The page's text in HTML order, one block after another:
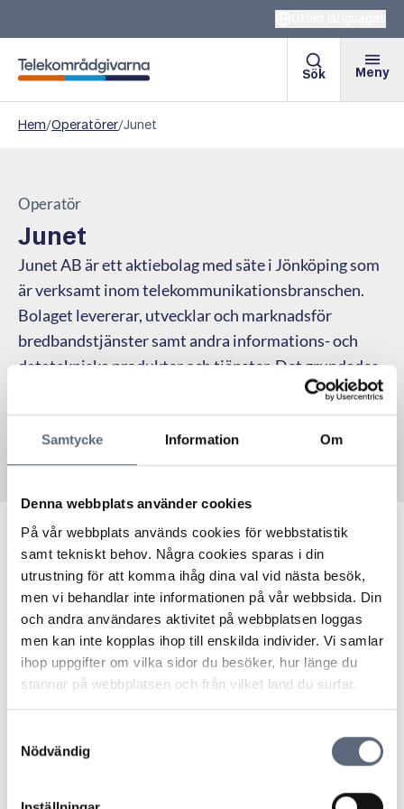
Samtycke Information Om
Denna webbplats använder cookies
På vår webbplats används cookies för webbstatistik
samt tekniskt behov. Några cookies sparas i din
utrustning för att komma ihåg dina val vid nästa besök,
men vi behandlar inte informationen på vår webbsida. Din
och andra användares aktivitet på webbplatsen loggas
men kan inte kopplas ihop till enskilda individer. Vi samlar
ihop uppgifter om vilka sidor du besöker, hur länge du
stannar på webbplatsen och från vilket land du surfar.
Nödvändig
Telekområdgivarna
Sök Meny
Hem/Operatörer/Junet
Operatör
Junet
Junet AB är ett aktiebolag med säte i Jönköping som
är verksamt inom telekommunikationsbranschen.
Bolaget levererar, utvecklar och marknadsför
bredbandstjänster samt andra informations- och
datatekniska produkter och tjänster. Det grundades
Junet är partner till Telekområdgivarna sedan 2024 och
levererar bredbandstjänster.
Behöver du komma i kontakt med Junets kundtjänst?
Till support
Senast uppdaterad:2025-10-30
Dela sidan
Skriv ut sidan